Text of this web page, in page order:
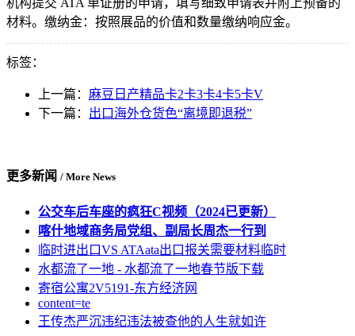
材料。缴纳金：按照展品的价值和数量缴纳响应金。
标签：
上一篇： 麻豆日产精品卡2卡3卡4卡5卡V
下一篇： 出口海外仓货色“离境即退税”
更多新闻 / More News
公交车后车座的疯狂C视频（2024已更新）
喀什地域商务局党组、副局长周杰一行到
临时进出口VS ATAata出口报关需要材料临时
水都流了一地 - 水都流了一地春节版下载
寄宿公寓2V5191-东方经济网
content=te
王传杰严沉违纪违法被查他的人生就如许